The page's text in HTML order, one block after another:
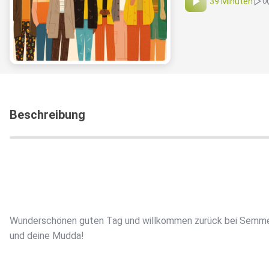
Beschreibung
Wunderschönen guten Tag und willkommen zurück bei
und deine Mudda!